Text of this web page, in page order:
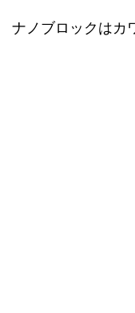
ナノブロックはカ